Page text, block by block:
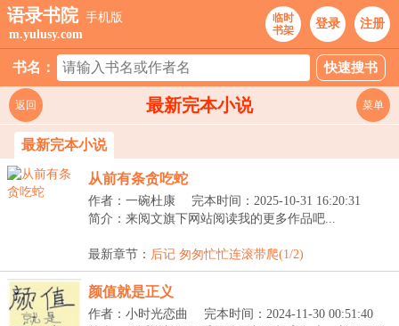
语录书院 手机版
m.yulusy.com
临时
书架
登录 注册
书名：
最新完本小说
返回 菜单
最新完本小说
从前有条贪吃蛇
作者：一碗杜康
完本时间：2025-10-31 16:20:31
简介：来阅文旗下网站阅读我的更多作品吧...
最新章节： 后记 匆匆忙忙连滚带爬(1/2)
颜值就是正义
作者：小时光恋曲
完本时间：2024-11-30 00:51:40